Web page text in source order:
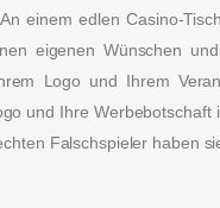
einem edlen Casino-
eigenen Wünschen
Logo und Ihrem
und Ihre
Falschspieler haben